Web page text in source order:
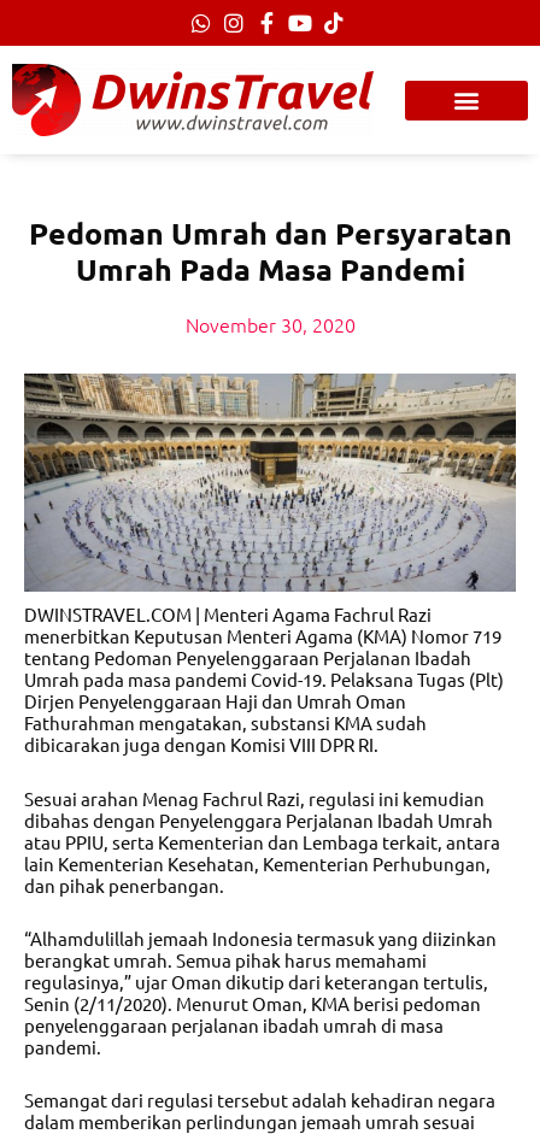
konten
Pedoman Umrah dan Persyaratan
Umrah Pada Masa Pandemi
November 30, 2020
DWINSTRAVEL.COM | Menteri Agama Fachrul Razi
menerbitkan Keputusan Menteri Agama (KMA) Nomor 719
tentang Pedoman Penyelenggaraan Perjalanan Ibadah
Umrah pada masa pandemi Covid-19. Pelaksana Tugas (Plt)
Dirjen Penyelenggaraan Haji dan Umrah Oman
Fathurahman mengatakan, substansi KMA sudah
dibicarakan juga dengan Komisi VIII DPR RI.
Sesuai arahan Menag Fachrul Razi, regulasi ini kemudian
dibahas dengan Penyelenggara Perjalanan Ibadah Umrah
atau PPIU, serta Kementerian dan Lembaga terkait, antara
lain Kementerian Kesehatan, Kementerian Perhubungan,
dan pihak penerbangan.
“Alhamdulillah jemaah Indonesia termasuk yang diizinkan
berangkat umrah. Semua pihak harus memahami
regulasinya,” ujar Oman dikutip dari keterangan tertulis,
Senin (2/11/2020). Menurut Oman, KMA berisi pedoman
penyelenggaraan perjalanan ibadah umrah di masa
pandemi.
Semangat dari regulasi tersebut adalah kehadiran negara
dalam memberikan perlindungan jemaah umrah sesuai